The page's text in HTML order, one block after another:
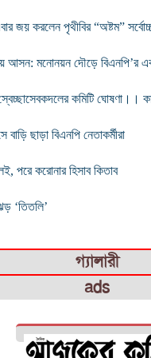
জয় করলেন পৃথীবির “অষ্টম”
আসন: মনোনয়ন দৌড়ে বিএনপি’র
কমিটি ঘোষণা।।
ছাড়া বিএনপি নেতাকর্মীরা
পরে করোনার হিসাব কিতাব
‘তিতলি’
গ্যালারী
ads